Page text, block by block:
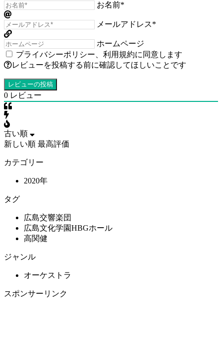
お名前*
メールアドレス*
ホームページ
プライバシーポリシー
利用規約に同意します
レビューを投稿する前に確認してほしいことです
0 レビュー
古い順
新しい順 最高評価
カテゴリー
2020年
タグ
広島交響楽団
広島文化学園HBGホール
高関健
ジャンル
オーケストラ
スポンサーリンク